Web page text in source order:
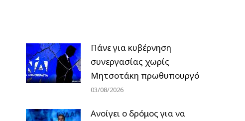
Πάνε για κυβέρνηση
συνεργασίας χωρίς
Μητσοτάκη πρωθυπουργό
03/08/2026
Ανοίγει ο δρόμος για να